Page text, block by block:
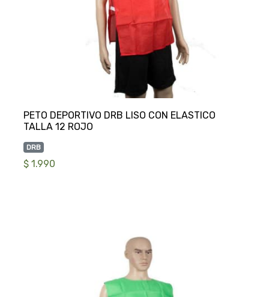
PETO DEPORTIVO DRB LISO CON ELASTICO
DRB
$ 1.990